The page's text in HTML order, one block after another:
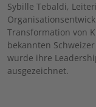
Sybille Tebaldi,
Transformation von
bekannten
wurde ihre
ausgezeichnet.